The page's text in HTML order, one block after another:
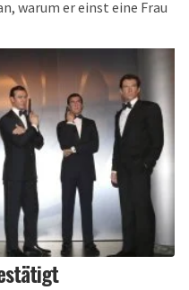
warum er einst eine Frau